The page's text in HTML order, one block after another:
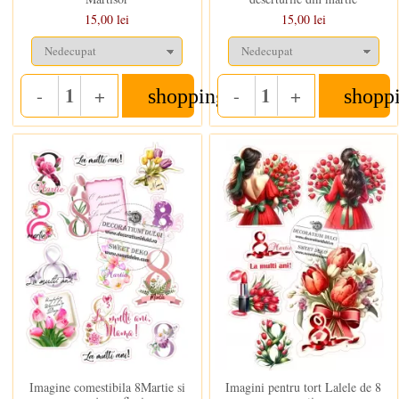
15,00 lei
- Quantity
+ shopping_cart
15,00 lei
- Quantity
+
In stoc
Imagine comestibila 8Martie si
In stoc
Imagini pentru tort Lalele de 8